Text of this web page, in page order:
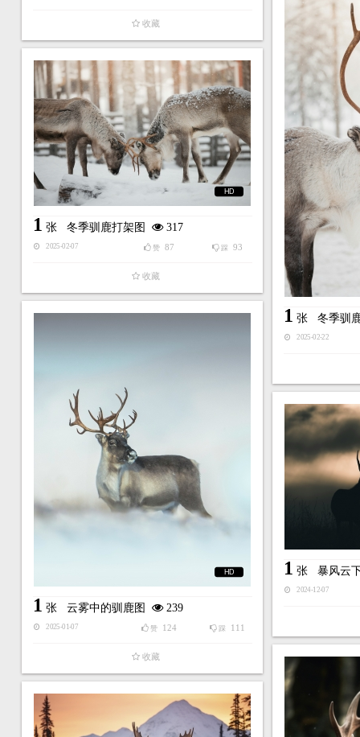
收藏
1 张 冬季驯
2025-02-22
HD
1 张 冬季驯鹿打架图 317
2025-02-07 踩 93
赞 87
收藏
HD
1 张 云雾中的驯鹿图 239
2025-01-07 踩 111
赞 124
收藏
1 张 暴风云
2024-12-07